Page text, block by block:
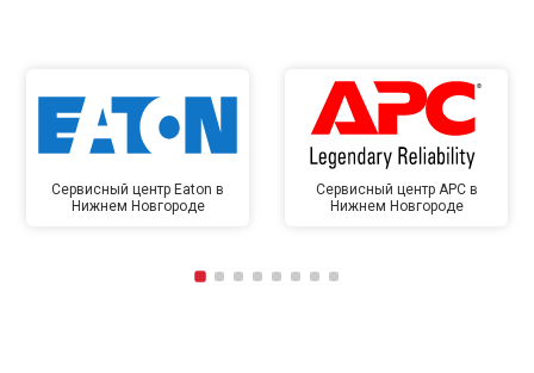
Сервисный центр Eaton в
Нижнем Новгороде
Сервисный центр APC в
Нижнем Новгороде